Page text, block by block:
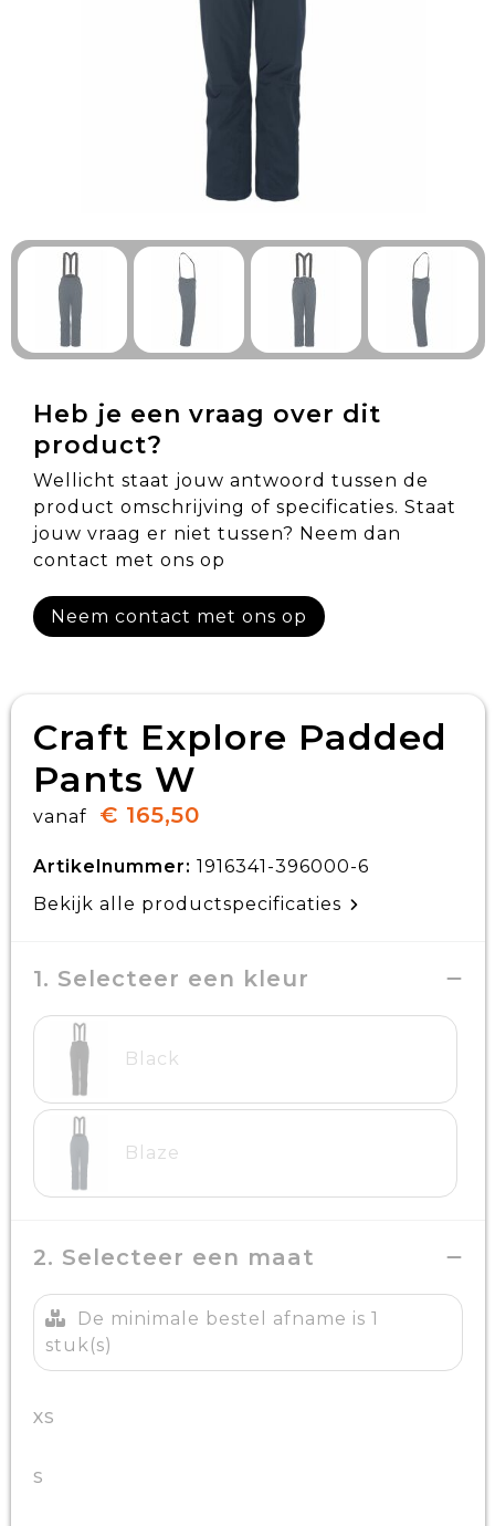
Technologie & Gadgets
Outdoor & Vrije tijd
Pennen & Schrijfwaren
Gezondheid & Welzijn
Eten & Drinken
Heb je een vraag over dit
product?
Wellicht staat jouw antwoord tussen de
product omschrijving of specificaties. Staat
jouw vraag er niet tussen? Neem dan
contact met ons op
Neem contact met ons op
Craft Explore Padded
Pants W
vanaf € 165,50
Artikelnummer: 1916341-396000-6
Bekijk alle productspecificaties
1. Selecteer een kleur
Black
Blaze
2. Selecteer een maat
De minimale bestel afname is 1
stuk(s)
XS
S